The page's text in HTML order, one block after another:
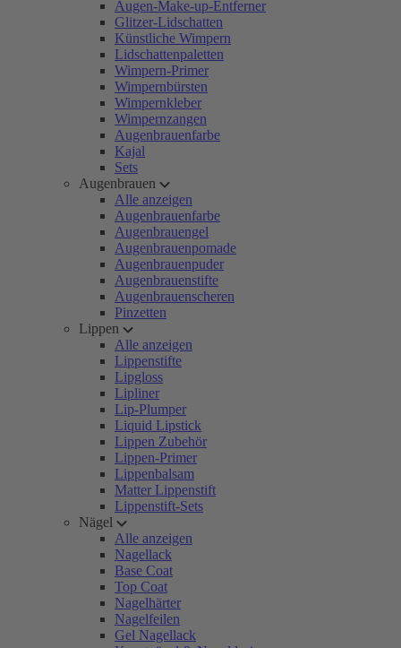
Augen-Make-up-Entferner
Glitzer-Lidschatten
Künstliche Wimpern
Lidschattenpaletten
Wimpern-Primer
Wimpernbürsten
Wimpernkleber
Wimpernzangen
Augenbrauenfarbe
Kajal
Sets
Augenbrauen
Alle anzeigen
Augenbrauenfarbe
Augenbrauengel
Augenbrauenpomade
Augenbrauenpuder
Augenbrauenstifte
Augenbrauenscheren
Pinzetten
Lippen
Alle anzeigen
Lippenstifte
Lipgloss
Lipliner
Lip-Plumper
Liquid Lipstick
Lippen Zubehör
Lippen-Primer
Lippenbalsam
Matter Lippenstift
Lippenstift-Sets
Nägel
Alle anzeigen
Nagellack
Base Coat
Top Coat
Nagelhärter
Nagelfeilen
Gel Nagellack